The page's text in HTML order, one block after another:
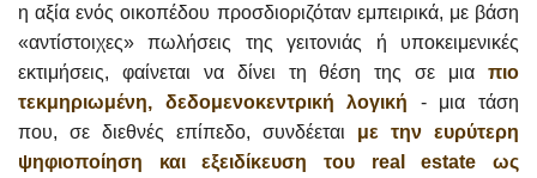
η αξία ενός οικοπέδου προσδιοριζόταν εμπειρικά, με βάση
«αντίστοιχες» πωλήσεις της γειτονιάς ή υποκειμενικές
εκτιμήσεις, φαίνεται να δίνει τη θέση της σε μια πιο
τεκμηριωμένη, δεδομενοκεντρική λογική
- μια τάση
που, σε διεθνές επίπεδο, συνδέεται με την ευρύτερη
ψηφιοποίηση και εξειδίκευση του real estate ως